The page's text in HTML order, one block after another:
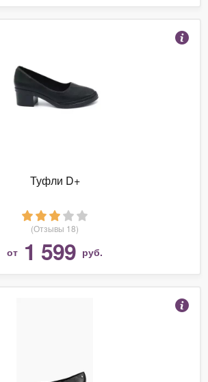
Туфли D+
(Отзывы 18)
от 1 599 руб.